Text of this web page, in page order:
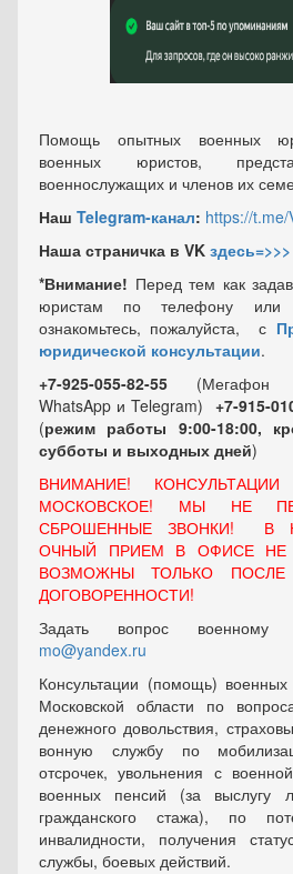
Помощь опытных военных
военных юристов,
военнослужащих и членов их
Наш Telegram-канал: https://
Наша страничка в VK здесь=>>>
*Внимание! Перед тем как
юристам по телефону или
ознакомьтесь, пожалуйста, с
юридической консультации.
+7-925-055-82-55 (Мегафон
WhatsApp и Telegram) +7-915-
(режим работы 9:00-18:00,
субботы и выходных дней)
ВНИМАНИЕ!
МОСКОВСКОЕ! МЫ НЕ
СБРОШЕННЫЕ ЗВОНКИ! В
ОЧНЫЙ ПРИЕМ В ОФИСЕ НЕ
ВОЗМОЖНЫ ТОЛЬКО ПОСЛЕ
ДОГОВОРЕННОСТИ!
Задать вопрос военному
mo@yandex.ru
Консультации (помощь)
Московской области по
денежного довольствия,
вонную службу по
отсрочек, увольнения с
военных пенсий (за выслугу
гражданского стажа), по
инвалидности, получения
службы, боевых действий.